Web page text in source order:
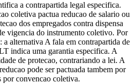
a contrapartida legal especifica.
coletiva pactua reducao de salario ou
dos empregados contra dispensa
vigencia do instrumento coletivo. Por
a alternativa A fala em contrapartida de
indica uma garantia especifica. A
de protecao, contrariando a lei. A
pode ser pactuada tambem por
por convencao coletiva.